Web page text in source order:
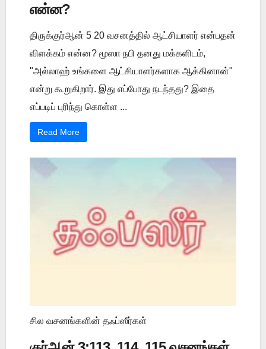
என்ன?
திருக்குர்ஆன் 5 20 வசனத்தில் ஆட்சியாளர் என்பதன்
விளக்கம் என்ன? மூஸா நபி தனது மக்களிடம்,
"அல்லாஹ் உங்களை ஆட்சியாளர்களாக ஆக்கினான்"
என்று கூறுகிறார். இது எப்போது நடந்தது? இதை
எப்படிப் புரிந்து கொள்ள ...
Read More
சில வசனங்களின் தஃப்ஸீர்கள்